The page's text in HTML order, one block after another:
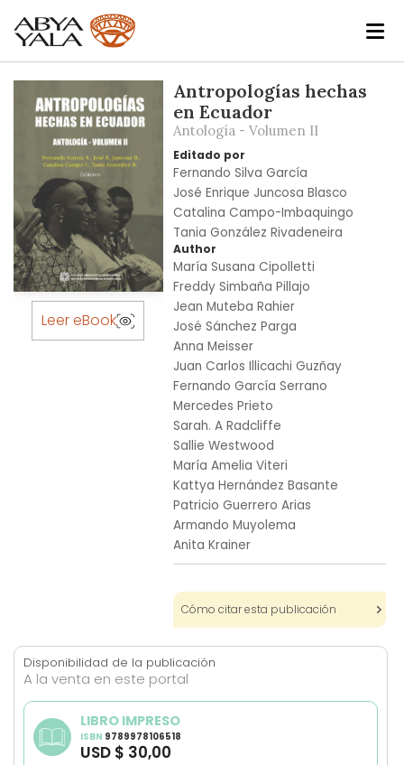
the
the
images
gallery
Skip
the
Leer eBook
Antropologías hechas
en Ecuador
Antología - Volumen II
Editado por
Fernando Silva García
José Enrique Juncosa Blasco
Catalina Campo-Imbaquingo
Tania González Rivadeneira
Author
María Susana Cipolletti
Freddy Simbaña Pillajo
Jean Muteba Rahier
José Sánchez Parga
Anna Meisser
Juan Carlos Illicachi Guzñay
Fernando García Serrano
Mercedes Prieto
Sarah. A Radcliffe
Sallie Westwood
María Amelia Viteri
Kattya Hernández Basante
Patricio Guerrero Arias
Armando Muyolema
Anita Krainer
Cómo citar esta publicación
Disponibilidad de la publicación
A la venta en este portal
LIBRO IMPRESO
ISBN 9789978106518
USD $ 30,00